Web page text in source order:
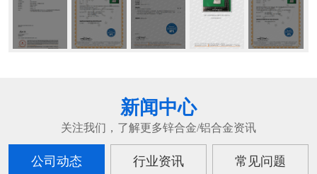
新闻中心
关注我们，了解更多锌合金/铝合金资讯
公司动态 行业资讯 常见问题